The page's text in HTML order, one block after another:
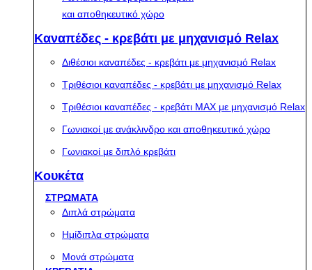
και αποθηκευτικό χώρο
Καναπέδες - κρεβάτι με μηχανισμό Relax
Διθέσιοι καναπέδες - κρεβάτι με μηχανισμό Relax
Τριθέσιοι καναπέδες - κρεβάτι με μηχανισμό Relax
Τριθέσιοι καναπέδες - κρεβάτι MAX με μηχανισμό Relax
Γωνιακοί με ανάκλινδρο και αποθηκευτικό χώρο
Γωνιακοί με διπλό κρεβάτι
Κουκέτα
ΣΤΡΩΜΑΤΑ
Διπλά στρώματα
Ημίδιπλα στρώματα
Μονά στρώματα